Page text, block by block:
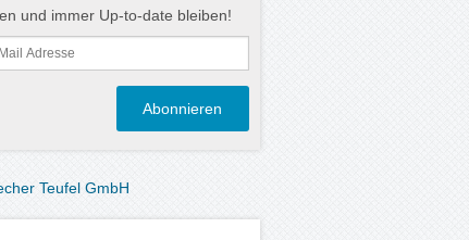
und immer Up-to-date bleiben!